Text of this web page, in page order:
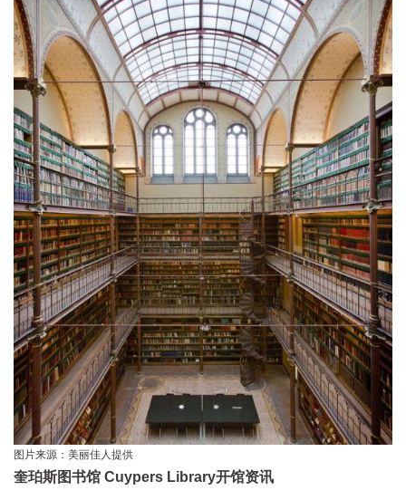
图片来源：美丽佳人提供
奎珀斯图书馆 Cuypers Library开馆资讯